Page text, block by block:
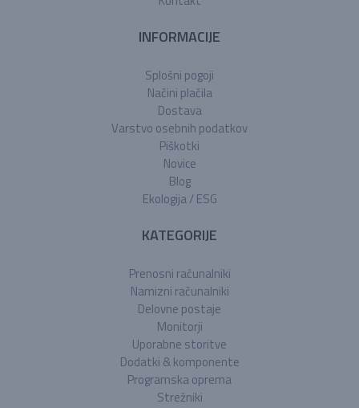
INFORMACIJE
Splošni pogoji
Načini plačila
Dostava
Varstvo osebnih podatkov
Piškotki
Novice
Blog
Ekologija / ESG
KATEGORIJE
Prenosni računalniki
Namizni računalniki
Delovne postaje
Monitorji
Uporabne storitve
Dodatki & komponente
Programska oprema
Strežniki